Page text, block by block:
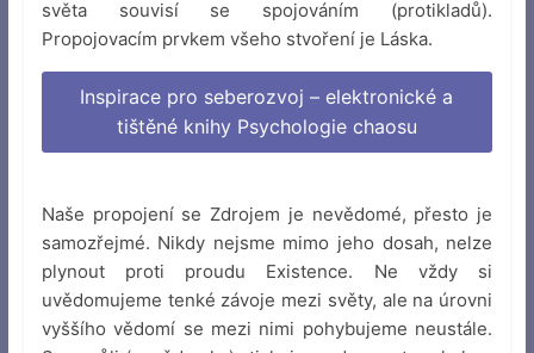
světa souvisí se spojováním (protikladů).
Propojovacím prvkem všeho stvoření je Láska.
Inspirace pro seberozvoj – elektronické a
tištěné knihy Psychologie chaosu
Naše propojení se Zdrojem je nevědomé, přesto je
samozřejmé. Nikdy nejsme mimo jeho dosah, nelze
plynout proti proudu Existence. Ne vždy si
uvědomujeme tenké závoje mezi světy, ale na úrovni
vyššího vědomí se mezi nimi pohybujeme neustále.